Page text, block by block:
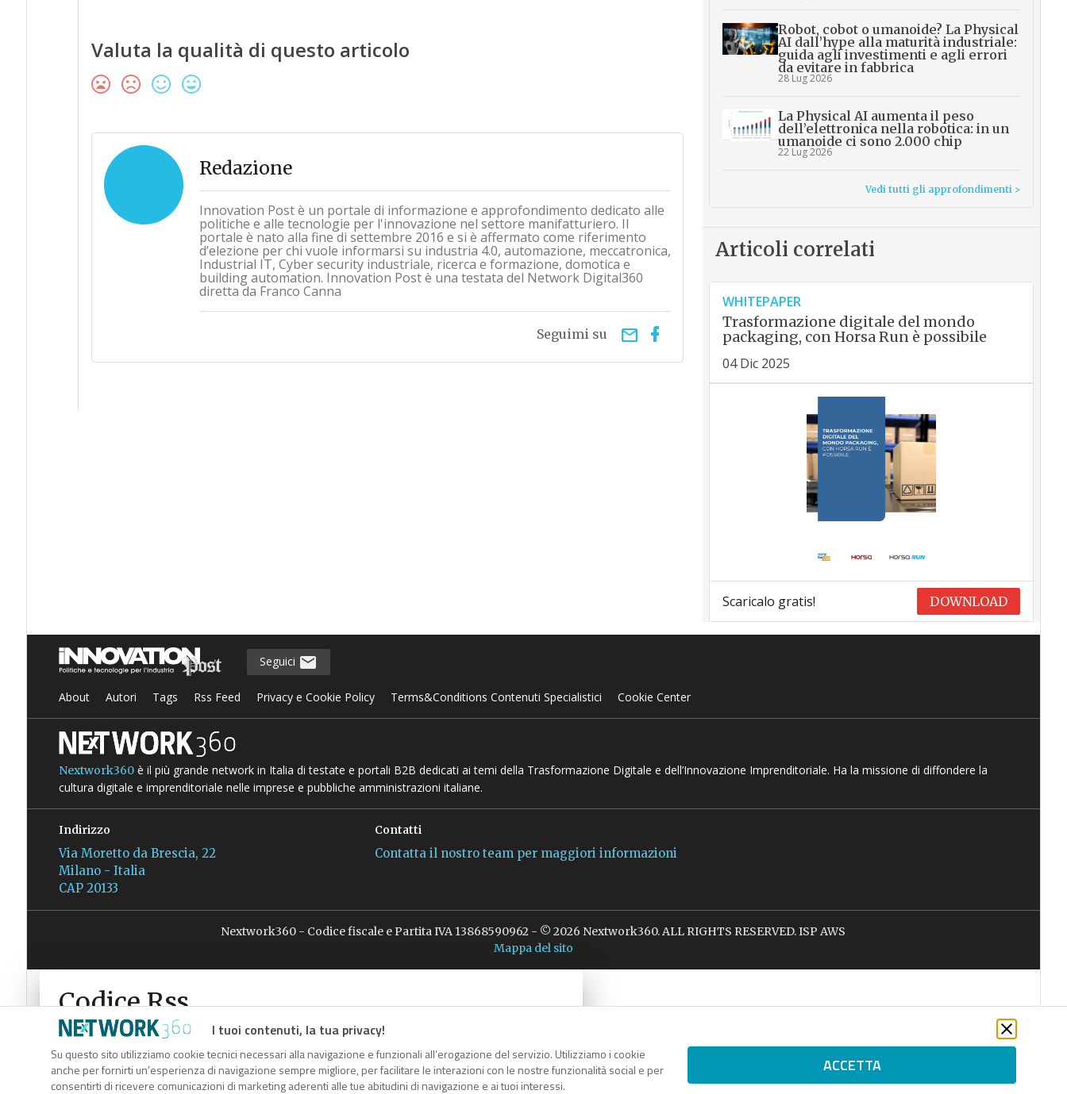
Valuta la qualità di questo articolo
Redazione
Innovation Post è un portale di informazione e approfondimento dedicato alle
politiche e alle tecnologie per l'innovazione nel settore manifatturiero. Il
portale è nato alla fine di settembre 2016 e si è affermato come riferimento
d’elezione per chi vuole informarsi su industria 4.0, automazione, meccatronica,
Industrial IT, Cyber security industriale, ricerca e formazione, domotica e
building automation. Innovation Post è una testata del Network Digital360
diretta da Franco Canna
email
Seguimi su
Robot, cobot o umanoide? La Physical
AI dall’hype alla maturità industriale:
guida agli investimenti e agli errori
da evitare in fabbrica
28 Lug 2026
La Physical AI aumenta il peso
dell’elettronica nella robotica: in un
umanoide ci sono 2.000 chip
22 Lug 2026
Vedi tutti gli approfondimenti >
Articoli correlati
WHITEPAPER
Trasformazione digitale del mondo
packaging, con Horsa Run è possibile
04 Dic 2025
Scaricalo gratis! DOWNLOAD
I tuoi contenuti, la tua privacy!
Su questo sito utilizziamo cookie tecnici necessari alla navigazione e funzionali all’erogazione del servizio. Utilizziamo i cookie
anche per fornirti un’esperienza di navigazione sempre migliore, per facilitare le interazioni con le nostre funzionalità social e per
consentirti di ricevere comunicazioni di marketing aderenti alle tue abitudini di navigazione e ai tuoi interessi.
ACCETTA
Seguici
About Autori Tags Rss Feed Privacy e Cookie Policy Terms&Conditions Contenuti Specialistici Cookie Center
Nextwork360è il più grande network in Italia di testate e portali B2B dedicati ai temi della Trasformazione Digitale e dell’Innovazione Imprenditoriale. Ha la missione di diffondere la
cultura digitale e imprenditoriale nelle imprese e pubbliche amministrazioni italiane.
Indirizzo
Via Moretto da Brescia, 22
Milano - Italia
CAP 20133
Contatti
Contatta il nostro team per maggiori informazioni
Nextwork360 - Codice fiscale e Partita IVA 13868590962 - © 2026 Nextwork360. ALL RIGHTS RESERVED. ISP AWS
Mappa del sito
Codice Rss
Clicca sul pulsante per copiare il link RSS negli appunti.